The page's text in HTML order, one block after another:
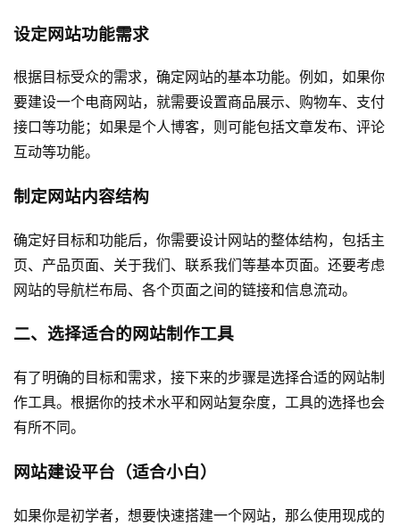
设定网站功能需求
根据目标受众的需求，确定网站的基本功能。例如，如果你
要建设一个电商网站，就需要设置商品展示、购物车、支付
接口等功能；如果是个人博客，则可能包括文章发布、评论
互动等功能。
制定网站内容结构
确定好目标和功能后，你需要设计网站的整体结构，包括主
页、产品页面、关于我们、联系我们等基本页面。还要考虑
网站的导航栏布局、各个页面之间的链接和信息流动。
二、选择适合的网站制作工具
有了明确的目标和需求，接下来的步骤是选择合适的网站制
作工具。根据你的技术水平和网站复杂度，工具的选择也会
有所不同。
网站建设平台（适合小白）
如果你是初学者，想要快速搭建一个网站，那么使用现成的